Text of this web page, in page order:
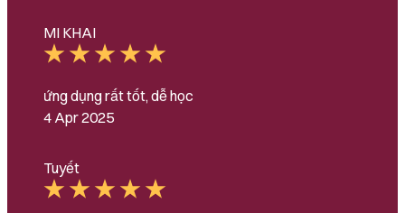
MI KHAI
ứng dụng rất tốt, dễ học
4 Apr 2025
Tuyết